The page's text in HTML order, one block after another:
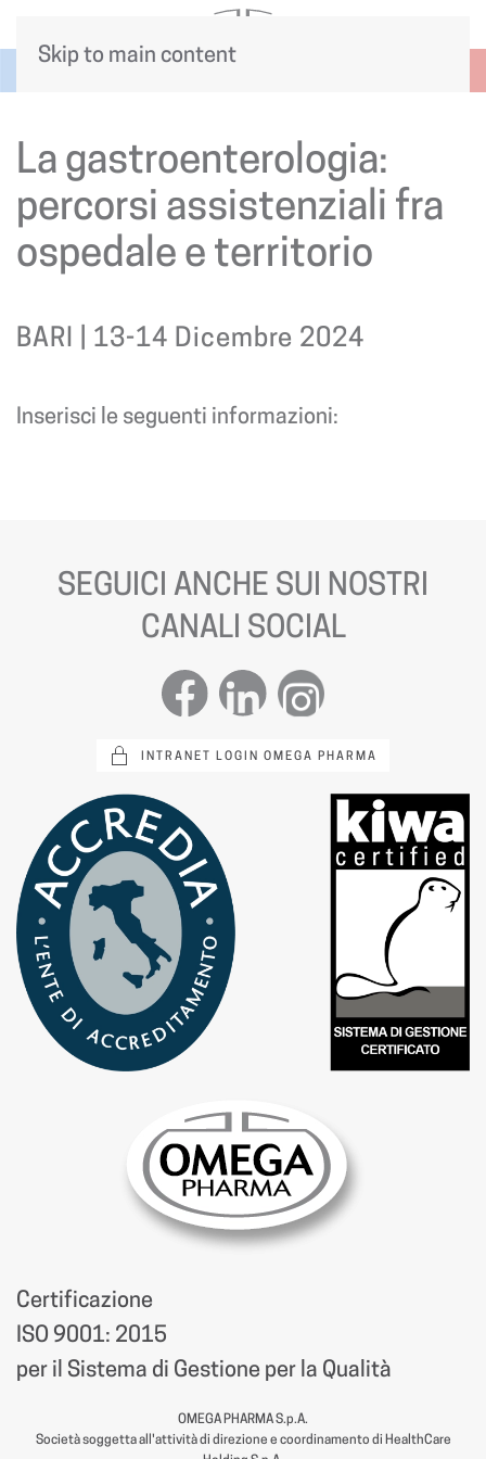
Skip to main content
La gastroenterologia:
percorsi assistenziali fra
ospedale e territorio
BARI | 13-14 Dicembre 2024
Inserisci le seguenti informazioni:
SEGUICI ANCHE SUI NOSTRI
CANALI SOCIAL
INTRANET LOGIN OMEGA PHARMA
Certificazione
ISO 9001: 2015
per il Sistema di Gestione per la Qualità
OMEGA PHARMA S.p.A.
Società soggetta all'attività di direzione e coordinamento di HealthCare